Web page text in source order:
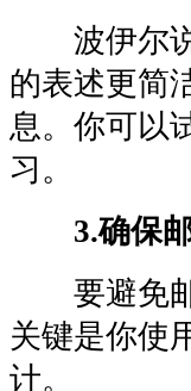
波伊尔说
的表述更简
息。你可以
习。
3.确保
要避免邮
关键是你使
计。